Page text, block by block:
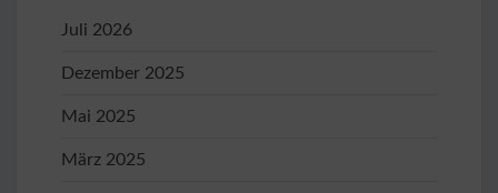
Juli 2026
Dezember 2025
Mai 2025
März 2025